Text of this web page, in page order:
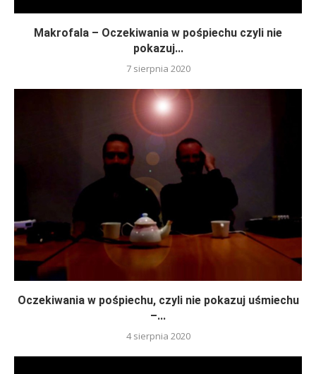
Makrofala – Oczekiwania w pośpiechu czyli nie
pokazuj...
7 sierpnia 2020
Oczekiwania w pośpiechu, czyli nie pokazuj uśmiechu
–...
4 sierpnia 2020